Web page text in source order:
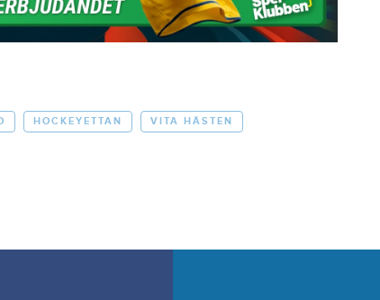
HOCKEYETTAN VITA HÄSTEN